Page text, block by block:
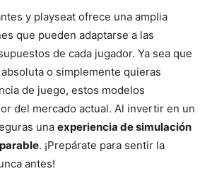
y playseat ofrece una amplia
que pueden adaptarse a las
de cada jugador. Ya sea que
o simplemente quieras
de juego, estos modelos
del mercado actual. Al invertir en un
una experiencia de simulación
. ¡Prepárate para sentir la
antes!